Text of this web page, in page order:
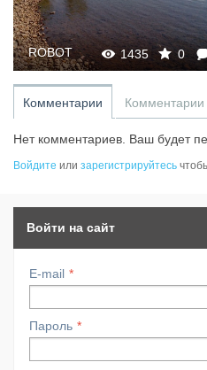
1435 0
ROBOT
Комментарии Комментарии
Нет комментариев. Ваш будет
Войдите или зарегистрируйтесь
Войти на сайт
E-mail
Пароль